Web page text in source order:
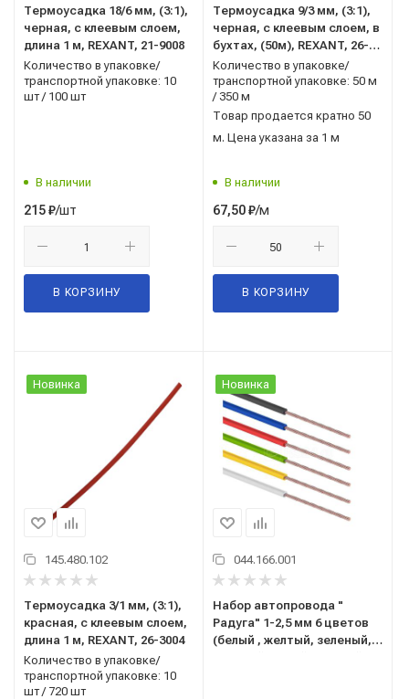
Термоусадка 18/6 мм, (3:1),
черная, с клеевым слоем,
длина 1 м, REXANT, 21-9008
Количество в упаковке/
транспортной упаковке: 10
шт / 100 шт
В наличии
215₽/шт
В КОРЗИНУ
Термоусадка 9/3 мм, (3:1),
черная, с клеевым слоем, в
бухтах, (50м), REXANT, 26-
0009-1
Количество в упаковке/
транспортной упаковке: 50 м
/ 350 м
Товар продается кратно 50
м. Цена указана за 1 м
В наличии
67,50₽/м
В КОРЗИНУ
Новинка
145.480.102
Термоусадка 3/1 мм, (3:1),
красная, с клеевым слоем,
длина 1 м, REXANT, 26-3004
Количество в упаковке/
транспортной упаковке: 10
шт / 720 шт
Новинка
044.166.001
Набор автопровода "
Радуга" 1-2,5 мм 6 цветов
(белый , желтый, зеленый,